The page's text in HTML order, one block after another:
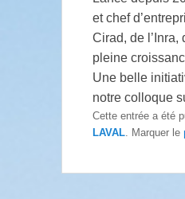
et chef
Cirad, de l’Inra,
pleine
Une belle
notre colloque
Cette entrée a été
LAVAL . Marquer le